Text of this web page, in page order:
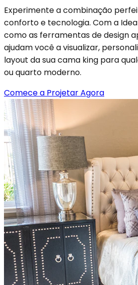
Experimente a combinação
conforto e tecnologia. Com a
como as ferramentas de design
ajudam você a visualizar,
layout da sua cama king para
ou quarto moderno.
Comece a Projetar Agora